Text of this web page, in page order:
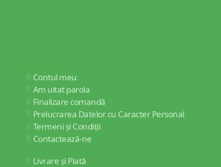
Contul meu
Am uitat parola
Finalizare comandă
Prelucrarea Datelor cu Caracter Personal
Termeni și Condiții
Contactează-ne
Livrare și Plată